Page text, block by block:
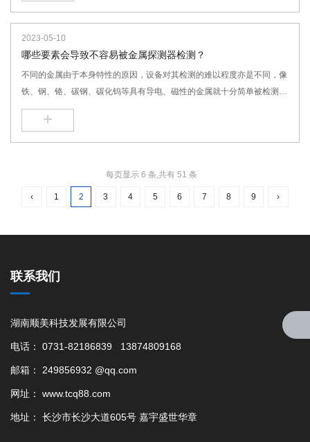
2023-05-10
哪些要素会导致不容易被金属探测器检测？
不同的金属由于本身特性的原因，设备对其检测的难以程度亦是不同，像
铁、钢、铬、碳钢、碳化钨等具有导电、磁性的金属就十分简单被检测，
而一些纯洁、高电阻且无磁性的金属，像不锈钢类中的304和316就难以
被检测。除了金属本身的特性外，金属污染物在被检测产品中的方向及方
位都会有所影响！
+
每页显示 6 条,共有 51 条
‹ 1 2 3 4 5 6 7 8 9 ›
联系我们
湖南顺美科技发展有限公司
电话： 0731-82186839 13874809168
邮箱： 249856932 @qq.com
网址： www.tcq88.com
地址： 长沙市长沙大道605号 嘉宇盛世华章